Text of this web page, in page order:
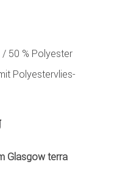
50 % Polyester
Polyestervlies-
Glasgow terra